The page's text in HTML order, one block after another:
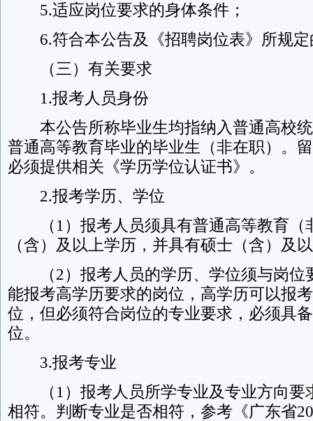
5.适应岗位要求的身体条件；
6.符合本公告及《招聘岗位表》所规定
（三）有关要求
1.报考人员身份
本公告所称毕业生均指纳入普通高校统
普通高等教育毕业的毕业生（非在职）。
必须提供相关《学历学位认证书》。
2.报考学历、学位
（1）报考人员须具有普通高等教育（
（含）及以上学历，并具有硕士（含）及
（2）报考人员的学历、学位须与岗位
能报考高学历要求的岗位，高学历可以报
位，但必须符合岗位的专业要求，必须具
位。
3.报考专业
（1）报考人员所学专业及专业方向要
相符。判断专业是否相符，参考《广东省